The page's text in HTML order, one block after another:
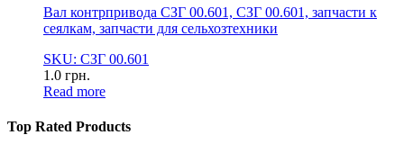
Вал контрпривода СЗГ 00.601, СЗГ 00.601, запчасти к
сеялкам, запчасти для сельхозтехники
SKU: СЗГ 00.601
1.0 грн.
Read more
Top Rated Products